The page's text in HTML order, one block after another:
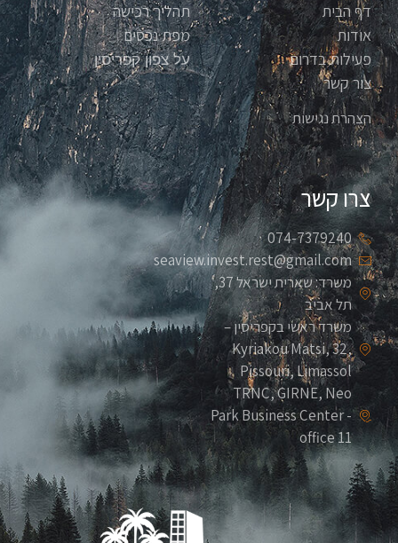
דף הבית
אודות
פעילות בדרום
צור קשר
הצהרת נגישות
תהליך רכישה
מפת נכסים
על צפון קפריסין
צרו קשר
074-7379240
seaview.invest.rest@gmail.com
משרד: שארית ישראל 37,
תל אביב
משרד ראשי בקפריסין –
Kyriakou Matsi, 32,
Pissouri, Limassol
TRNC, GIRNE, Neo
Park Business Center -
office 11